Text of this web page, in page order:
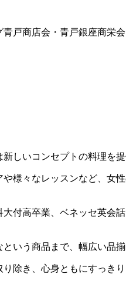
戸商店会・青戸銀座商
しいコンセプトの料理を
様々なレッスンなど、女
付高卒業、ベネッセ英会
いう商品まで、幅広い品揃
除き、心身ともにすっ